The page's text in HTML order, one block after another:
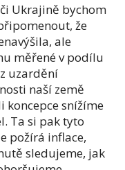
Ukrajině bychom
že
ale
měřené v podílu
uzardění
naší země
koncepce snížíme
Ta si pak tyto
požírá inflace,
sledujeme, jak